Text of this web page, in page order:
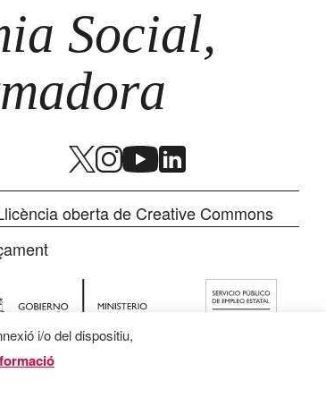
Social,
oberta de Creative Commons
i/o del dispositiu,